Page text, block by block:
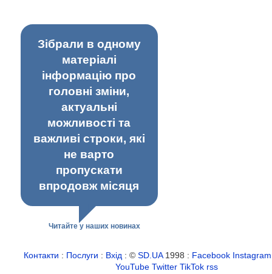
Зібрали в одному
матеріалі
інформацію про
головні зміни,
актуальні
можливості та
важливі строки, які
не варто
пропускати
впродовж місяця
Читайте у наших новинах
Контакти : Послуги : Вхід : ©SD.UA1998 : Facebook Instagram
YouTube Twitter TikTok rss